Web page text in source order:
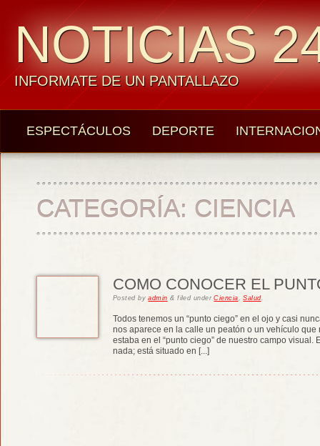
NOTICIAS
INFORMATE DE UN PANTALLAZO
ESPECTÁCULOS DEPORTE
CATEGORÍA: CIENCIA
COMO CONOCER EL
Postedbyadmin & filed underCiencia,Salud.
Todos tenemos un “punto ciego” en el ojo y casi
nos aparece en la calle un peatón o un vehículo
estaba en el “punto ciego” de nuestro campo
nada; está situado en [...]